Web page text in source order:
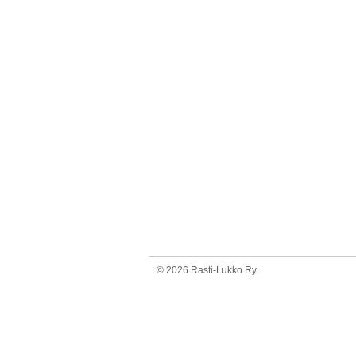
© 2026 Rasti-Lukko Ry